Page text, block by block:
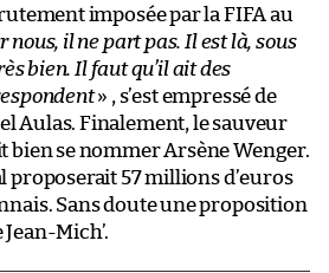
imposée par la FIFA au
nous, il ne part pas. Il est là, sous
bien. Il faut qu’il ait des
» , s’est empressé de
Aulas. Finalement, le sauveur
bien se nommer Arsène Wenger.
proposerait 57 millions d’euros
Sans doute une proposition
Mich’.